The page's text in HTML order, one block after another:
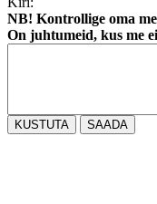
NB! Kontrollige oma
On juhtumeid, kus me